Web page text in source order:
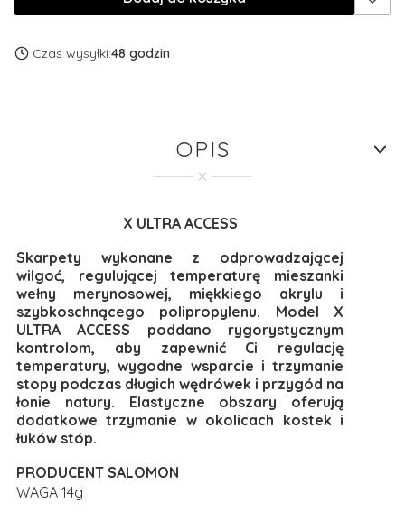
Czas wysyłki:48 godzin
OPIS
X ULTRA ACCESS
Skarpety wykonane z odprowadzającej
wilgoć, regulującej temperaturę mieszanki
wełny merynosowej, miękkiego akrylu i
szybkoschnącego polipropylenu. Model X
ULTRA ACCESS poddano rygorystycznym
kontrolom, aby zapewnić Ci regulację
temperatury, wygodne wsparcie i trzymanie
stopy podczas długich wędrówek i przygód na
łonie natury. Elastyczne obszary oferują
dodatkowe trzymanie w okolicach kostek i
łuków stóp.
PRODUCENT SALOMON
WAGA 14g